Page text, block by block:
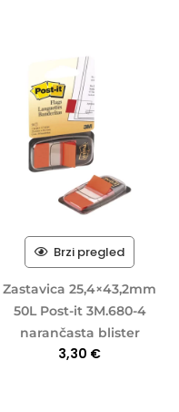
Brzi pregled
Zastavica 25,4×43,2mm
50L Post-it 3M.680-4
narančasta blister
3,30 €